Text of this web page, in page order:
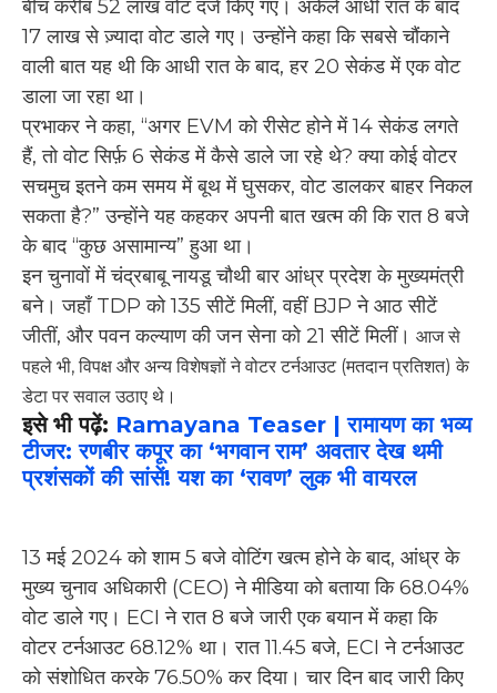
बीच करीब 52 लाख वोट दर्ज किए गए। अकेले आधी रात के बाद
17 लाख से ज़्यादा वोट डाले गए। उन्होंने कहा कि सबसे चौंकाने
वाली बात यह थी कि आधी रात के बाद, हर 20 सेकंड में एक वोट
डाला जा रहा था।
प्रभाकर ने कहा, “अगर EVM को रीसेट होने में 14 सेकंड लगते
हैं, तो वोट सिर्फ़ 6 सेकंड में कैसे डाले जा रहे थे? क्या कोई वोटर
सचमुच इतने कम समय में बूथ में घुसकर, वोट डालकर बाहर निकल
सकता है?” उन्होंने यह कहकर अपनी बात खत्म की कि रात 8 बजे
के बाद “कुछ असामान्य” हुआ था।
इन चुनावों में चंद्रबाबू नायडू चौथी बार आंध्र प्रदेश के मुख्यमंत्री
बने। जहाँ TDP को 135 सीटें मिलीं, वहीं BJP ने आठ सीटें
जीतीं, और पवन कल्याण की जन सेना को 21 सीटें मिलीं। आज से
पहले भी, विपक्ष और अन्य विशेषज्ञों ने वोटर टर्नआउट (मतदान प्रतिशत) के
डेटा पर सवाल उठाए थे।
इसे भी पढ़ें: Ramayana Teaser | रामायण का भव्य
टीजर: रणबीर कपूर का ‘भगवान राम’ अवतार देख थमी
प्रशंसकों की सांसें! यश का ‘रावण’ लुक भी वायरल
13 मई 2024 को शाम 5 बजे वोटिंग खत्म होने के बाद, आंध्र के
मुख्य चुनाव अधिकारी (CEO) ने मीडिया को बताया कि 68.04%
वोट डाले गए। ECI ने रात 8 बजे जारी एक बयान में कहा कि
वोटर टर्नआउट 68.12% था। रात 11.45 बजे, ECI ने टर्नआउट
को संशोधित करके 76.50% कर दिया। चार दिन बाद जारी किए